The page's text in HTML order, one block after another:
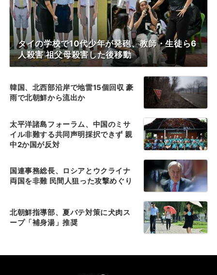
タイの学校で10代少年が発砲、教師・生徒ら6
人殺害 祖父母殺害した後移動
韓国、北西部沿岸で地雷15個回収 豪
雨で北朝鮮から流出か
太平洋諸島フォーラム、中国のミサ
イル非難する共同声明採択できず 親
中2か国が反対
国連事務総長、ロシアとウクライナ
両国を非難 民間人狙った攻撃めぐり
北朝鮮指導部、夏バテ対策に犬肉ス
ープ「補身湯」推奨